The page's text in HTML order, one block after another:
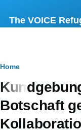
The VOICE
Breadcrumb
Home
Botschaft